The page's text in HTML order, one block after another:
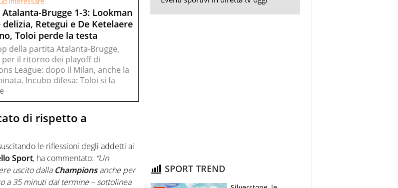
Atalanta-Brugge 1-3: Lookman
delizia, Retegui e De Ketelaere
Toloi perde la testa
della partita Atalanta-Brugge,
per il ritorno dei playoff di
League: dopo il Milan, anche la
Incubo difesa: Toloi si fa
di rispetto a
le riflessioni degli addetti ai
Sport, ha commentato: “Un
uscito dalla Championsanche per
a 35 minuti dal termine – sottolinea
SPORT TREND